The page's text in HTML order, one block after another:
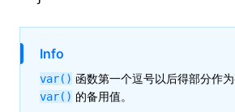
Info
var() 函数第一个逗号以后得部分作
var() 的备用值。